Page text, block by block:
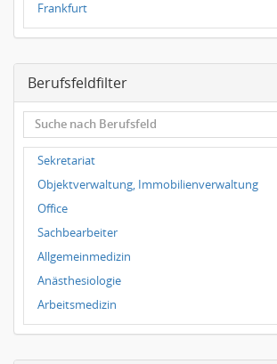
Frankfurt
Dresden
Leipzig
Dortmund
Wuppertal
Würzburg
Grünwald
Ulm
Bielefeld
Hannover
Duisburg
Berufsfeldfilter
Sekretariat
Objektverwaltung, Immobilienverwaltung
Office
Sachbearbeiter
Allgemeinmedizin
Anästhesiologie
Arbeitsmedizin
Augenheilkunde